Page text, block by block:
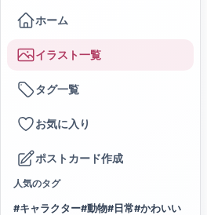
ホーム
イラスト一覧
タグ一覧
お気に入り
ポストカード作成
人気のタグ
#キャラクター#動物# 日常#かわいい